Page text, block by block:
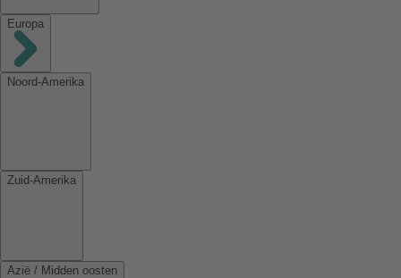
Europa
Noord-Amerika
Zuid-Amerika
Azië / Midden oosten